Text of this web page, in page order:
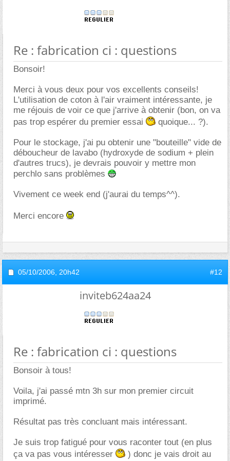
Re : fabrication ci : questions
Bonsoir!
Merci à vous deux pour vos excellents conseils!
L'utilisation de coton à l'air vraiment intéressante, je
me réjouis de voir ce que j'arrive à obtenir (bon, on va
pas trop espérer du premier essai
quoique... ?).
Pour le stockage, j'ai pu obtenir une "bouteille" vide de
déboucheur de lavabo (hydroxyde de sodium + plein
d'autres trucs), je devrais pouvoir y mettre mon
perchlo sans problèmes
Vivement ce week end (j'aurai du temps^^).
Merci encore
05/10/2006, 20h42 #12
inviteb624aa24
Re : fabrication ci : questions
Bonsoir à tous!
Voila, j'ai passé mtn 3h sur mon premier circuit
imprimé.
Résultat pas très concluant mais intéressant.
Je suis trop fatigué pour vous raconter tout (en plus
ça va pas vous intéresser
) donc je vais droit au